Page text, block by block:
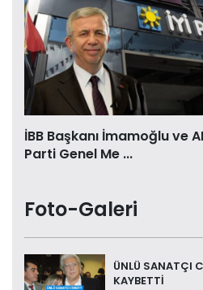
İBB Başkanı İmamoğlu ve
Parti Genel Me ...
Foto-Galeri
ÜNLÜ SANATÇI
KAYBETTİ